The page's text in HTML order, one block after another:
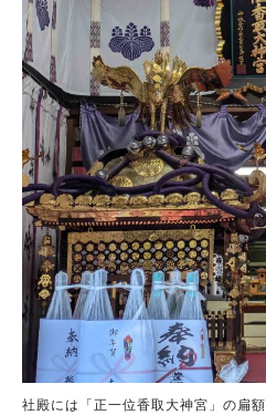
社殿には「正一位香取大神宮」の扁額